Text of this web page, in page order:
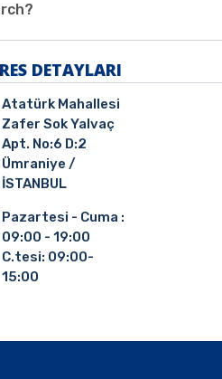
DETAYLARI
Atatürk Mahallesi
Zafer Sok Yalvaç
Apt. No:6 D:2
Ümraniye /
İSTANBUL
Pazartesi - Cuma :
09:00 - 19:00
C.tesi: 09:00-
15:00